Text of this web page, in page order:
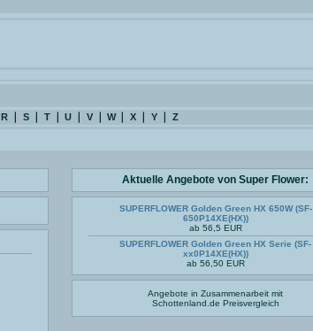
R S T U V W X Y Z
Aktuelle Angebote von Super Flower:
SUPERFLOWER Golden Green HX 650W (SF-
650P14XE(HX))
ab 56,5 EUR
SUPERFLOWER Golden Green HX Serie (SF-
xx0P14XE(HX))
ab 56,50 EUR
Angebote in Zusammenarbeit mit
Schottenland.de Preisvergleich